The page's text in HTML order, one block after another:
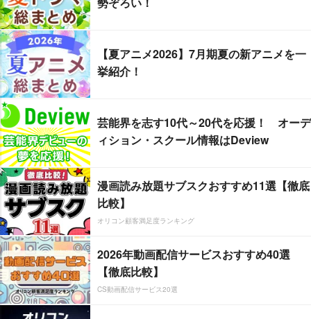
【夏アニメ2026】7月期夏の新アニメを一
挙紹介！
芸能界を志す10代～20代を応援！ オーデ
ィション・スクール情報はDeview
漫画読み放題サブスクおすすめ11選【徹底
比較】
オリコン顧客満足度ランキング
2026年動画配信サービスおすすめ40選
【徹底比較】
CS動画配信サービス20選